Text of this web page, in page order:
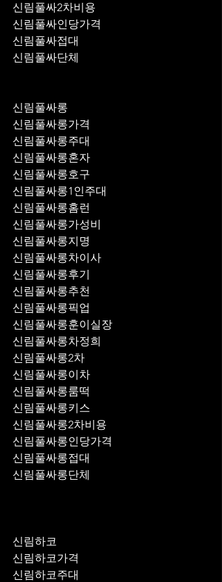
신림풀싸2차비용
신림풀싸인당가격
신림풀싸접대
신림풀싸단체
신림풀싸롱
신림풀싸롱가격
신림풀싸롱주대
신림풀싸롱혼자
신림풀싸롱호구
신림풀싸롱1인주대
신림풀싸롱홈런
신림풀싸롱가성비
신림풀싸롱지명
신림풀싸롱차이사
신림풀싸롱후기
신림풀싸롱추천
신림풀싸롱훈이실장
신림풀싸롱차정희
신림풀싸롱2차
신림풀싸롱이차
신림풀싸롱룸떡
신림풀싸롱키스
신림풀싸롱2차비용
신림풀싸롱인당가격
신림풀싸롱접대
신림풀싸롱단체
신림하코
신림하코가격
신림하코주대